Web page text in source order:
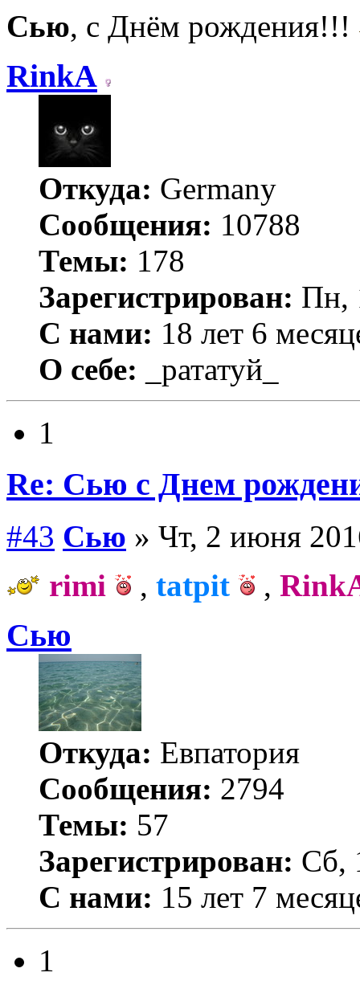
Сью, с Днём рождения!!!
RinkA
Откуда: Germany
Сообщения: 10788
Темы: 178
Зарегистрирован: Пн,
С нами: 18 лет 6
О себе: _рататуй_
1
Re: Сью с Днем
#43 Сью » Чт, 2 июня
rimi
, tatpit ,
Сью
Откуда: Евпатория
Сообщения: 2794
Темы: 57
Зарегистрирован: Сб,
С нами: 15 лет 7
1